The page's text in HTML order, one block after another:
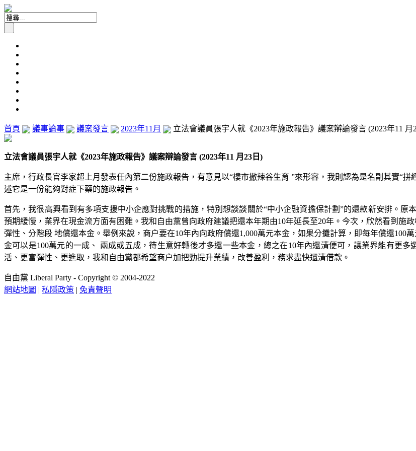
首頁 議事論事 議案發言 2023年11月 立法會議員張宇人就《2023年施政報告》議案辯論發言 (2023年11 月
立法會議員張宇人就《2023年施政報告》議案辯論發言 (2023年11 月23日)
主席，行政長官李家超上月發表任內第二份施政報告，有意見以“樓市撤辣谷生育 ”來形容，我則認為是名副其實“
述它是一份能夠對症下藥的施政報告。
首先，我很高興看到有多項支援中小企應對挑戰的措施，特別想談談關於“中小企融資擔保計劃”的還款新安排。
預期緩慢，業界在現金流方面有困難。我和自由黨曾向政府建議把還本年期由10年延長至20年。今次，欣然看到施
彈性、分階段 地償還本金。舉例來說，商户要在10年內向政府償還1,000萬元本金，如果分攤計算，即每年償還
金可以是100萬元的一成、 兩成或五成，待生意好轉後才多還一些本金，總之在10年內還清便可，讓業界能有更
活、更富彈性、更進取，我和自由黨都希望商户加把勁提升業績，改善盈利，務求盡快還清借款。
自由黨 Liberal Party - Copyright © 2004-2022
網站地圖 | 私隱政策 | 免責聲明